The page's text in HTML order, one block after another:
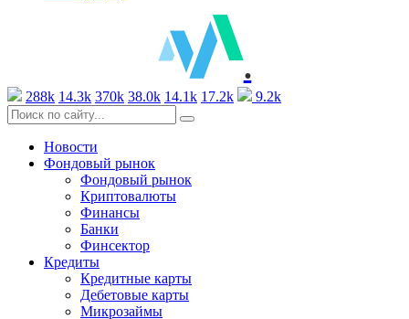
.
288k 14.3k 370k 38.0k 14.1k 17.2k 9.2k
Новости
Фондовый рынок
Фондовый рынок
Криптовалюты
Финансы
Банки
Финсектор
Кредиты
Кредитные карты
Дебетовые карты
Микрозаймы